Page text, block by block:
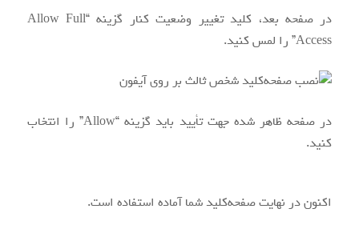
در صفحه بعد، کلید تغییر وضعیت کنار گزینه “Allow Full
Access” را لمس کنید.
در صفحه ظاهر شده جهت تأیید باید گزینه “Allow” را انتخاب
کنید.
اکنون در نهایت صفحه‌کلید شما آماده استفاده است.